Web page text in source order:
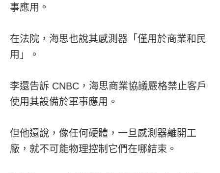
事應用。
在法院，海思也說其感測器「僅用於商業和民
用」。
李還告訴 CNBC，海思商業協議嚴格禁止客戶
使用其設備於軍事應用。
但他還說，像任何硬體，一旦感測器離開工
廠，就不可能物理控制它們在哪結束。